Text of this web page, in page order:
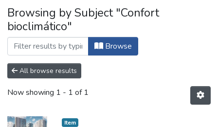
All of DSpace
Browsing by Subject "Confort
bioclimático"
Browse
All browse results
Now showing 1 - 1 of 1
Item